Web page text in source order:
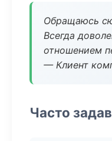
Обращаюсь
Всегда
отношением
— Клиент
Часто